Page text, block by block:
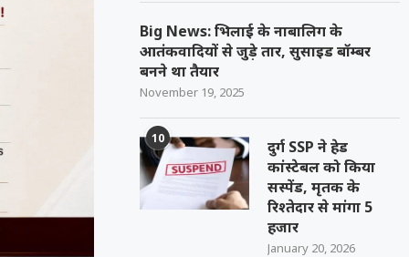
Big News: भिलाई के नाबालिग के
आतंकवादियों से जुड़े तार, सुसाइड बॉम्बर
बनने था तैयार
November 19, 2025
10
दुर्ग SSP ने हेड
कांस्टेबल को किया
सस्पेंड, मृतक के
रिश्तेदार से मांगा 5
हजार
January 20, 2026